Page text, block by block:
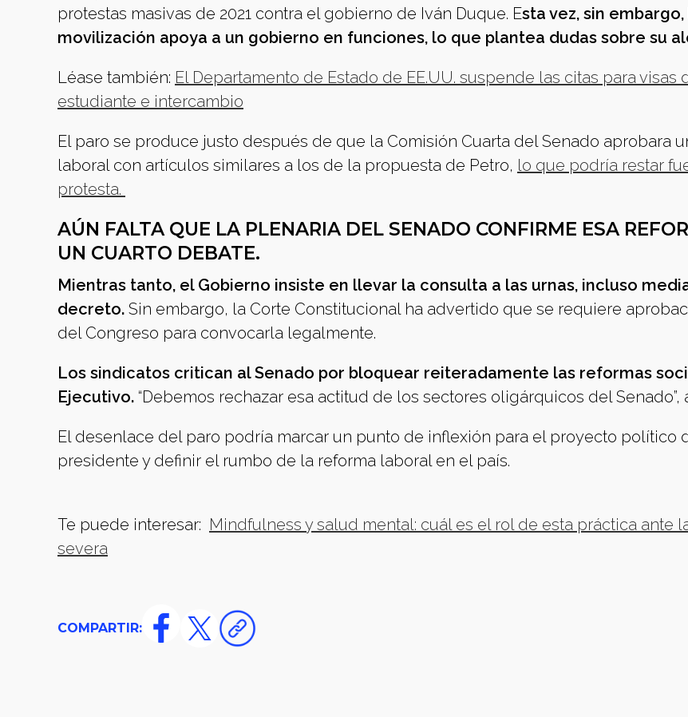
protestas masivas de 2021 contra el gobierno de Iván Duque. Esta vez, sin embargo,
movilización apoya a un gobierno en funciones, lo que plantea dudas sobre su
Léase también: El Departamento de Estado de EE.UU. suspende las citas para visas
estudiante e intercambio
El paro se produce justo después de que la Comisión Cuarta del Senado aprobara
laboral con artículos similares a los de la propuesta de Petro, lo que podría restar
protesta.
AÚN FALTA QUE LA PLENARIA DEL SENADO CONFIRME ESA
UN CUARTO DEBATE.
Mientras tanto, el Gobierno insiste en llevar la consulta a las urnas, incluso
decreto. Sin embargo, la Corte Constitucional ha advertido que se requiere
del Congreso para convocarla legalmente.
Los sindicatos critican al Senado por bloquear reiteradamente las reformas
Ejecutivo. “Debemos rechazar esa actitud de los sectores oligárquicos del Senado”,
El desenlace del paro podría marcar un punto de inflexión para el proyecto político
presidente y definir el rumbo de la reforma laboral en el país.
Te puede interesar: Mindfulness y salud mental: cuál es el rol de esta práctica ante
severa
COMPARTIR: